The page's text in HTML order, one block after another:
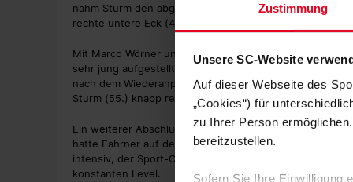
Zustimmung
Unsere SC-Website
Auf dieser Webseite des
„Cookies“) für
zu Ihrer Person
bereitzustellen.
Sofern Sie Ihre Einwilligung
nahm Sturm den abgewehrten Ball gekonnt mit der
rechte untere Eck (41.).
Mit Marco Wörner und Alexander Lungwitz für Ambros
sehr jung aufgestellte Team, das zunächst wieder
nach dem Wiederanpfiff zur nächsten guten
Sturm (55.) knapp rechts am Tor vorbei.
Ein weiterer Abschluss des Stürmers landete nach
hatte Fahrner auf der Gegenseite einen Schuss von
intensiv, der Sport-Club agierte gegen die Sachsen
konstanten Level.